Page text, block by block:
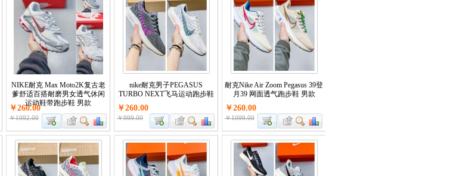
NIKE耐克 Max Moto2K复古老
爹舒适百搭耐磨男女透气休闲
运动鞋带跑步鞋 男款
￥260.00
￥1092.00
nike耐克男子PEGASUS
TURBO NEXT飞马运动跑步鞋
￥260.00
￥999.00
耐克Nike Air Zoom Pegasus 39登
月39 网面透气跑步鞋 男款
￥260.00
￥1099.00